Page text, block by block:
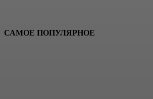
САМОЕ ПОПУЛЯРНОЕ